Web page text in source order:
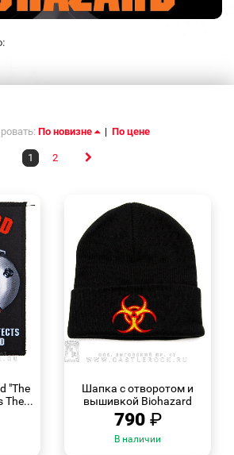
По новизне | По цене
1 2
"The
The...
Шапка с отворотом и
вышивкой Biohazard
790 ₽
В наличии